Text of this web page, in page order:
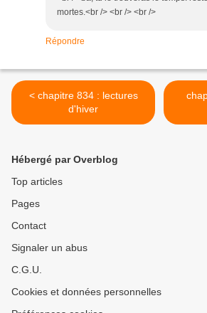
mortes.<br /> <br /> <br />
Répondre
< chapitre 834 : lectures
d'hiver
Hébergé par Overblog
Top articles
Pages
Contact
Signaler un abus
C.G.U.
Cookies et données personnelles